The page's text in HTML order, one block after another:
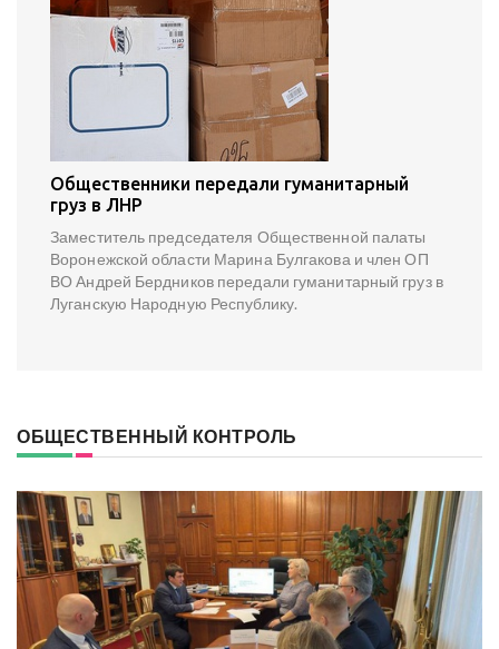
Общественники передали гуманитарный
груз в ЛНР
Заместитель председателя Общественной палаты
Воронежской области Марина Булгакова и член ОП
ВО Андрей Бердников передали гуманитарный груз в
Луганскую Народную Республику.
ОБЩЕСТВЕННЫЙ КОНТРОЛЬ